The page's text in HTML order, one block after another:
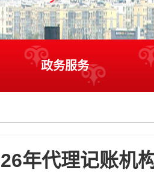
政务服务
年代理记账机